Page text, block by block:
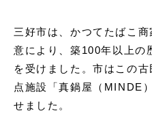
三好市は、かつてたばこ
意により、築100年以上の
を受けました。市はこの
点施設「真鍋屋（MINDE
せました。